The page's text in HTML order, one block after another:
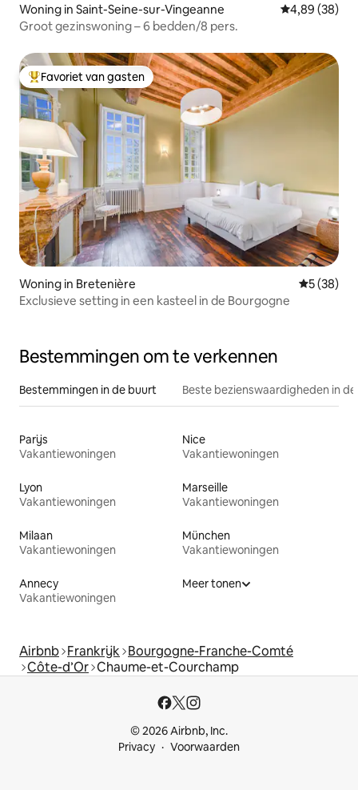
Woning in Saint-Seine-sur-Vingeanne Gemiddelde
4,89 (38)
Groot gezinswoning – 6 bedden/8 pers.
Topfavoriet van gasten
Favoriet van gasten
Woning in Bretenière
5 (38)
Exclusieve setting in een kasteel in de Bourgogne
Bestemmingen om te verkennen
Bestemmingen in de buurt Beste bezienswaardigheden in
Parijs
Vakantiewoningen
Nice
Vakantiewoningen
Lyon
Vakantiewoningen
Marseille
Vakantiewoningen
Milaan
Vakantiewoningen
München
Vakantiewoningen
Annecy
Vakantiewoningen
Meer tonen
Airbnb Frankrijk Bourgogne-Franche-Comté
Côte-d’Or Chaume-et-Courchamp
© 2026 Airbnb, Inc.
Privacy
Voorwaarden